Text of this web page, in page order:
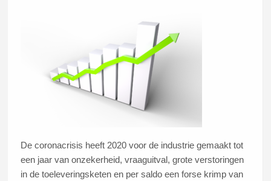
De coronacrisis heeft 2020 voor de industrie gemaakt tot
een jaar van onzekerheid, vraaguitval, grote verstoringen
in de toeleveringsketen en per saldo een forse krimp van